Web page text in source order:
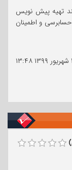
تهیه پیش نویس
و اطمینان
۱۳:۴۸